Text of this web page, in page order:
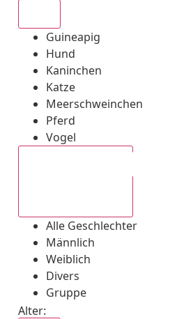
Guineapig
Hund
Kaninchen
Katze
Meerschweinchen
Pferd
Vogel
Alle Geschlechter
Männlich
Weiblich
Divers
Gruppe
Alter: